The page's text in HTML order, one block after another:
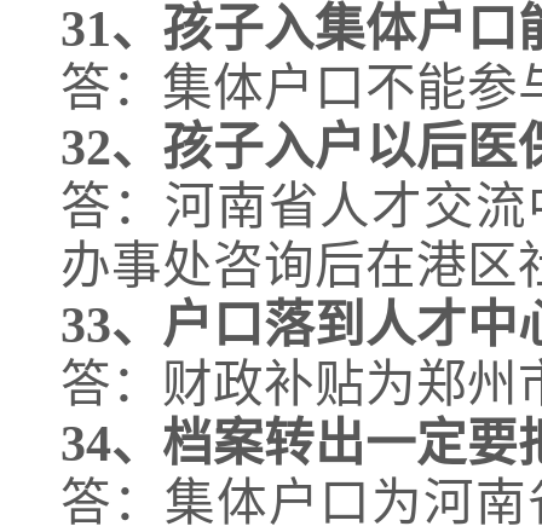
31、 孩子入集体户口
答：集体户口不能参
32、 孩子入户以后医
答：河南省人才交
办事处咨询后在港区
33、 户口落到人才中
答：财政补贴为郑州
34、 档案转出一定要
答：集体户口为河